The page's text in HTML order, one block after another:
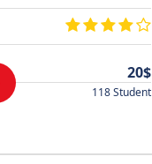
20$
118 Student